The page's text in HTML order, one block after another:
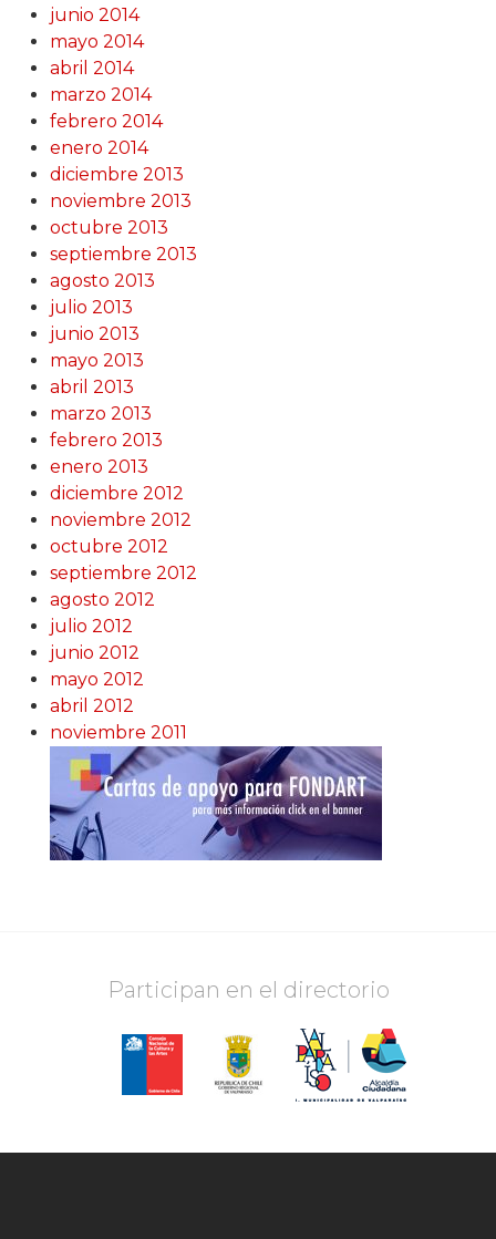
junio 2014
mayo 2014
abril 2014
marzo 2014
febrero 2014
enero 2014
diciembre 2013
noviembre 2013
octubre 2013
septiembre 2013
agosto 2013
julio 2013
junio 2013
mayo 2013
abril 2013
marzo 2013
febrero 2013
enero 2013
diciembre 2012
noviembre 2012
octubre 2012
septiembre 2012
agosto 2012
julio 2012
junio 2012
mayo 2012
abril 2012
noviembre 2011
Participan en el directorio